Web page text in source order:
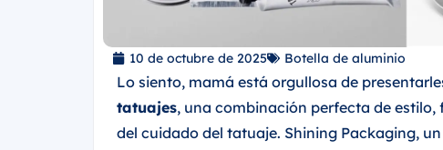
10 de octubre de 2025 Botella de aluminio
Lo siento, mamá está orgullosa de
tatuajes, una combinación perfecta de
del cuidado del tatuaje. Shining Packaging,